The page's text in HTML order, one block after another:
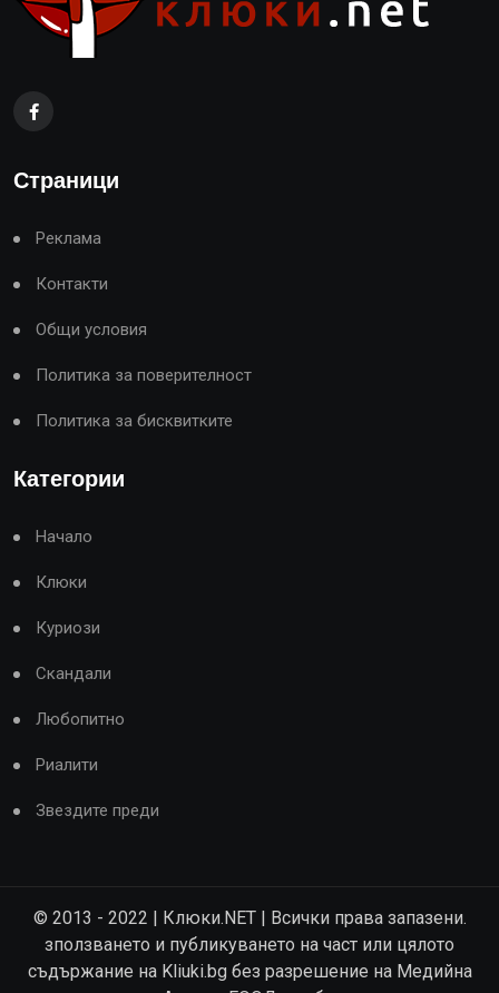
Страници
Реклама
Контакти
Общи условия
Политика за поверителност
Политика за бисквитките
Категории
Начало
Клюки
Куриози
Скандали
Любопитно
Риалити
Звездите преди
© 2013 - 2022 | Клюки.NET | Всички права запазени.
зползването и публикуването на част или цялото
съдържание на Kliuki.bg без разрешение на Медийна